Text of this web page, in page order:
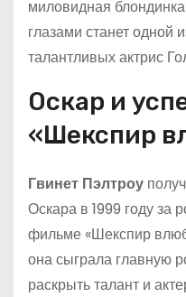
миловидная
глазами станет одной
талантливых актрис
Оскар и
«Шекспир
Гвинет Пэлтроу
Оскара в 1999 году за
фильме «Шекспир
она сыграла главную
раскрыть талант и